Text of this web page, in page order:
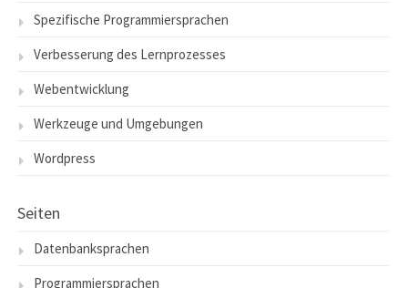
Spezifische Programmiersprachen
Verbesserung des Lernprozesses
Webentwicklung
Werkzeuge und Umgebungen
Wordpress
Seiten
Datenbanksprachen
Programmiersprachen